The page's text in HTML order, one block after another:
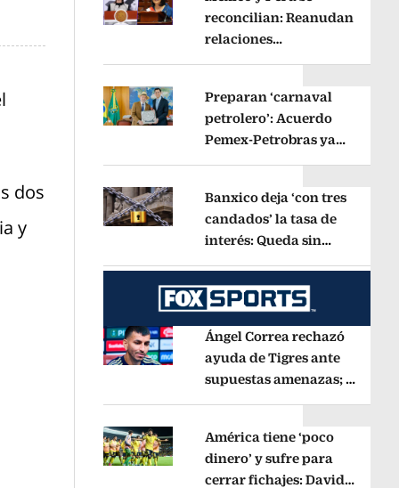
dos
y
Opens in new window
reconcilian: Reanudan
relaciones
ChávezOpens in new window
Opens in new window
Preparan ‘carnaval
petrolero’: Acuerdo
Pemex-Petrobras ya
cancillerOpens in new
Opens in new window
Banxico deja ‘con tres
candados’ la tasa de
interés: Queda sin
Opens in new window
Ángel Correa rechazó
ayuda de Tigres ante
supuestas amenazas; se
Opens in new window
América tiene ‘poco
dinero’ y sufre para
cerrar fichajes: David